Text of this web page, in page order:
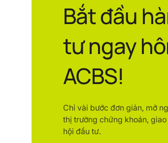
Bắt đầu
tư ngay
ACBS!
Chỉ vài bước đơn giản, mở
thị trường chứng khoán,
hội đầu tư.